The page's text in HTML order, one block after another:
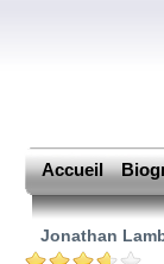
Accueil
Jonathan